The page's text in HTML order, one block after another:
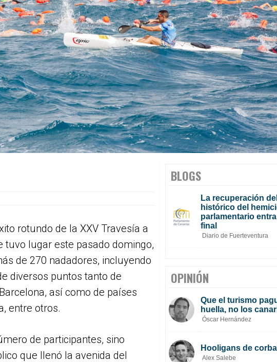
rotundo de la XXV Travesía a
tuvo lugar este pasado domingo,
de 270 nadadores, incluyendo
diversos puntos tanto de
así como de países
entre otros.
de participantes, sino
que llenó la avenida del
BLOGS
La recuperación
histórico del
parlamentario
final
Diario de Fuerteventura
OPINIÓN
Que el turismo
huella, no los
Óscar Hernández
Hooligans de
Alex Salebe